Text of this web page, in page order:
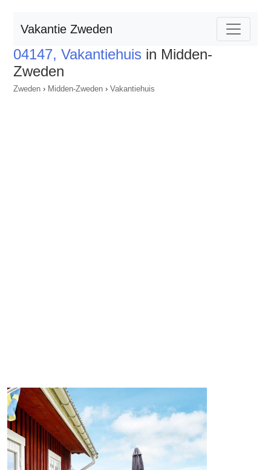
Vakantie Zweden
04147, Vakantiehuis in Midden-
Zweden
Zweden › Midden-Zweden › Vakantiehuis